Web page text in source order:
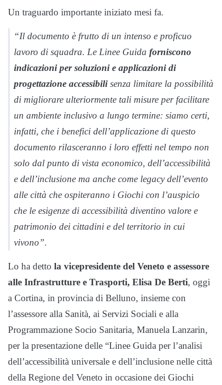
Un traguardo importante iniziato mesi fa.
“Il documento è frutto di un intenso e proficuo
lavoro di squadra. Le Linee Guida forniscono
indicazioni per soluzioni e applicazioni di
progettazione accessibilisenza limitare la possibilità
di migliorare ulteriormente tali misure per facilitare
un ambiente inclusivo a lungo termine: siamo certi,
infatti, che i benefici dell’applicazione di questo
documento rilasceranno i loro effetti nel tempo non
solo dal punto di vista economico, dell’accessibilità
e dell’inclusione ma anche come legacy dell’evento
alle città che ospiteranno i Giochi con l’auspicio
che le esigenze di accessibilità diventino valore e
patrimonio dei cittadini e del territorio in cui
vivono”.
Lo ha detto la vicepresidente del Veneto e assessore
alle Infrastrutture e Trasporti, Elisa De Berti, oggi
a Cortina, in provincia di Belluno, insieme con
l’assessore alla Sanità, ai Servizi Sociali e alla
Programmazione Socio Sanitaria, Manuela Lanzarin,
per la presentazione delle “Linee Guida per l’analisi
dell’accessibilità universale e dell’inclusione nelle città
della Regione del Veneto in occasione dei Giochi